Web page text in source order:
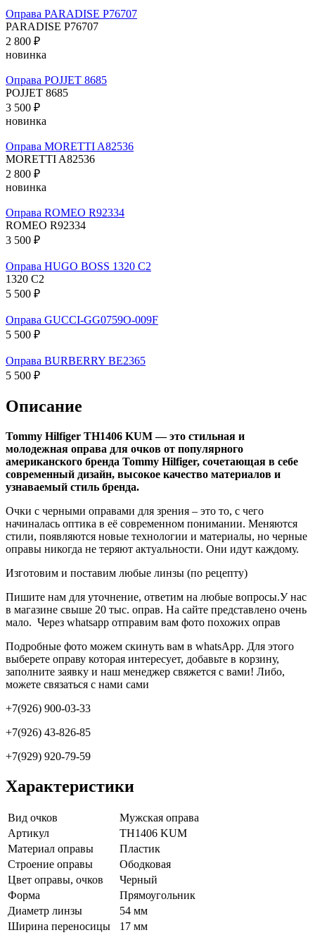
Оправа PARADISE P76707
PARADISE P76707
2 800 ₽
новинка
Оправа POJJET 8685
POJJET 8685
3 500 ₽
новинка
Оправа MORETTI A82536
MORETTI A82536
2 800 ₽
новинка
Оправа ROMEO R92334
ROMEO R92334
3 500 ₽
Оправа HUGO BOSS 1320 C2
1320 C2
5 500 ₽
Оправа GUCCI-GG0759O-009F
5 500 ₽
Оправа BURBERRY BE2365
5 500 ₽
Описание
Tommy Hilfiger TH1406 KUM — это стильная и
молодежная оправа для очков от популярного
американского бренда Tommy Hilfiger, сочетающая в себе
современный дизайн, высокое качество материалов и
узнаваемый стиль бренда.
Очки с черными оправами для зрения – это то, с чего
начиналась оптика в её современном понимании. Меняются
стили, появляются новые технологии и материалы, но черные
оправы никогда не теряют актуальности. Они идут каждому.
Изготовим и поставим любые линзы (по рецепту)
Пишите нам для уточнение, ответим на любые вопросы.У нас
в магазине свыше 20 тыс. оправ. На сайте представлено очень
мало. Через whatsapp отправим вам фото похожих оправ
Подробные фото можем скинуть вам в whatsApp. Для этого
выберете оправу которая интересует, добавьте в корзину,
заполните заявку и наш менеджер свяжется с вами! Либо,
можете связаться с нами сами
+7(926) 900-03-33
+7(926) 43-826-85
+7(929) 920-79-59
Характеристики
Вид очков
Мужская оправа
Артикул
TH1406 KUM
Материал оправы
Пластик
Строение оправы
Ободковая
Цвет оправы, очков
Черный
Форма
Прямоугольник
Диаметр линзы
54 мм
Ширина переносицы
17 мм